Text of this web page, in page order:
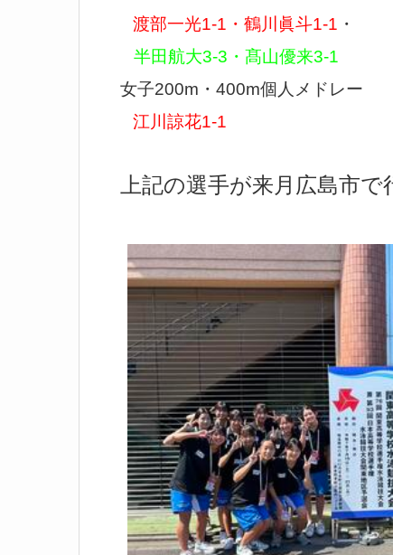
渡部一光1-1・鶴川眞斗1-1 ・
半田航大3-3・髙山優来3-1
女子200m・400m個人メドレー
江川諒花1-1
上記の選手が来月広島市